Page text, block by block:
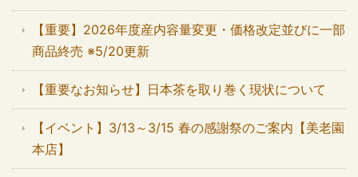
【重要】2026年度産内容量変更・価格改定並びに一部
商品終売 ※5/20更新
【重要なお知らせ】日本茶を取り巻く現状について
【イベント】3/13～3/15 春の感謝祭のご案内【美老園
本店】